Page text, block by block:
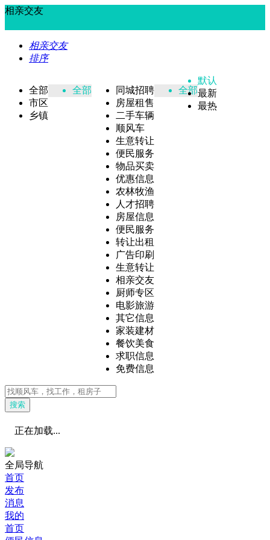
相亲交友
相亲交友
排序
全部
市区
乡镇
全部
同城招聘
房屋租售
二手车辆
顺风车
生意转让
便民服务
物品买卖
优惠信息
农林牧渔
人才招聘
房屋信息
便民服务
转让出租
广告印刷
生意转让
相亲交友
厨师专区
电影旅游
其它信息
家装建材
餐饮美食
求职信息
免费信息
全部
默认
最新
最热
搜索
正在加载...
全局导航
首页
发布
消息
我的
首页